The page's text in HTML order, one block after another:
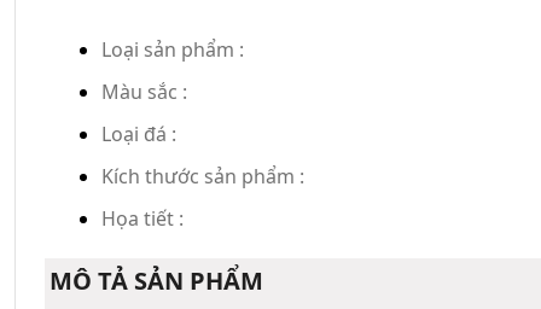
Loại sản phẩm :
Màu sắc :
Loại đá :
Kích thước sản phẩm :
Họa tiết :
MÔ TẢ SẢN PHẨM